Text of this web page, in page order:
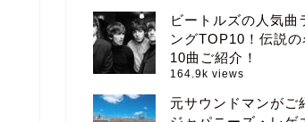
ビートルズの人気曲
ングTOP10！伝説の
10曲ご紹介！
164.9k views
元サウンドマンがご